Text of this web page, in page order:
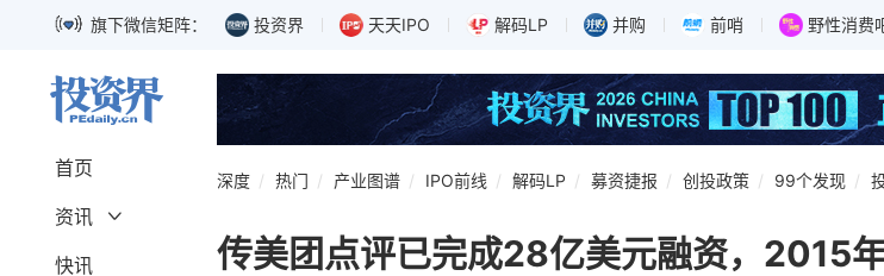
旗下微信矩阵： 投资界 天天IPO 解码LP 并购 前哨 野性消费
首页
资讯
深度
快讯
深度 热门 产业图谱 IPO前线 解码LP 募资捷报 创投政策 99个发现
传美团点评已完成28亿美元融资，2015